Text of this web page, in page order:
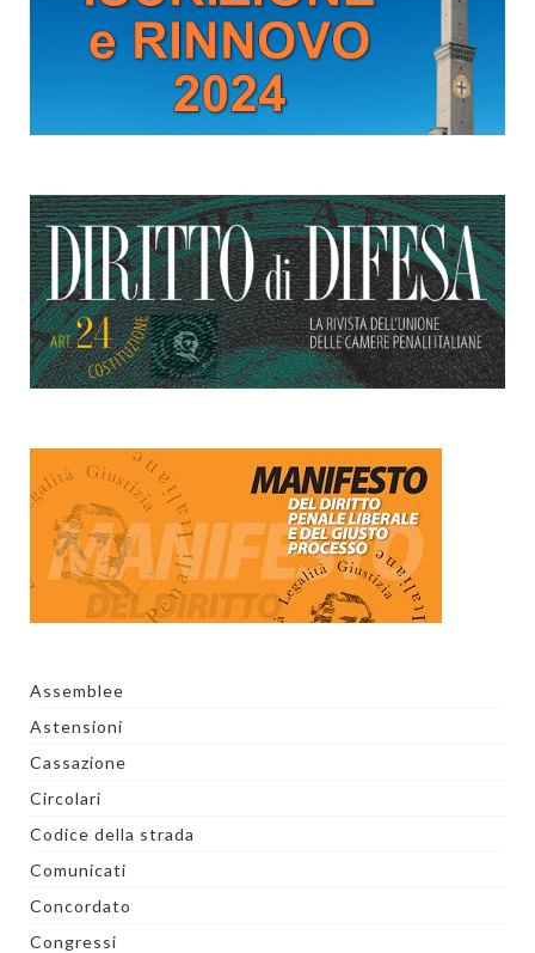
Assemblee
Astensioni
Cassazione
Circolari
Codice della strada
Comunicati
Concordato
Congressi